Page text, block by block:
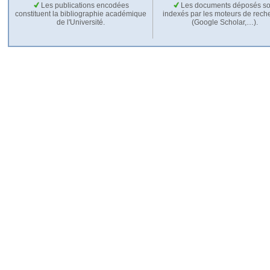
Les publications encodées
constituent la bibliographie académique
de l'Université.
Les documents déposés
indexés par les moteurs de
(Google Scholar,…).